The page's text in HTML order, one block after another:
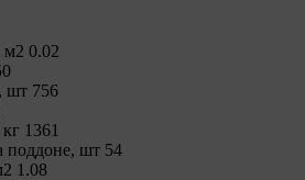
0.02
шт 756
1361
поддоне, шт 54
1.08